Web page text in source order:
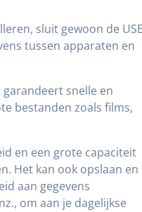
sluit gewoon de
tussen apparaten en
garandeert snelle en
bestanden zoals films,
en een grote capaciteit
Het kan ook opslaan en
aan gegevens
om aan je dagelijkse